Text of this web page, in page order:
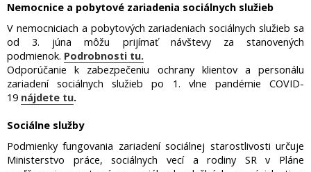
Nemocnice a pobytové zariadenia sociálnych služieb
V nemocniciach a pobytových zariadeniach sociálnych služieb sa
od 3. júna môžu prijímať návštevy za stanovených
podmienok. Podrobnosti tu.
Odporúčanie k zabezpečeniu ochrany klientov a personálu
zariadení sociálnych služieb po 1. vlne pandémie COVID-
19 nájdete tu.
Sociálne služby
Podmienky fungovania zariadení sociálnej starostlivosti určuje
Ministerstvo práce, sociálnych vecí a rodiny SR v Pláne